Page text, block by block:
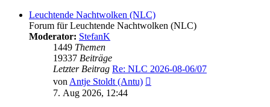
Leuchtende Nachtwolken (NLC)
Forum für Leuchtende Nachtwolken (NLC)
Moderator: StefanK
1449 Themen
19337 Beiträge
Letzter Beitrag Re: NLC 2026-08-06/07
von Antje Stoldt (Antu)
7. Aug 2026, 12:44